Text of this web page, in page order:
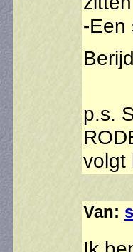
-Een
p.s.
volgt
Van: